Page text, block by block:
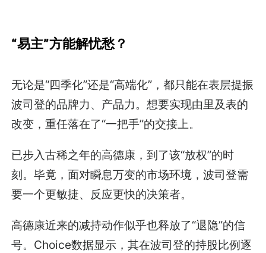
“易主”方能解忧愁？
无论是“四季化”还是“高端化”，都只能在表层提振
波司登的品牌力、产品力。想要实现由里及表的
改变，重任落在了“一把手”的交接上。
已步入古稀之年的高德康，到了该“放权”的时
刻。毕竟，面对瞬息万变的市场环境，波司登需
要一个更敏捷、反应更快的决策者。
高德康近来的减持动作似乎也释放了“退隐”的信
号。Choice数据显示，其在波司登的持股比例逐